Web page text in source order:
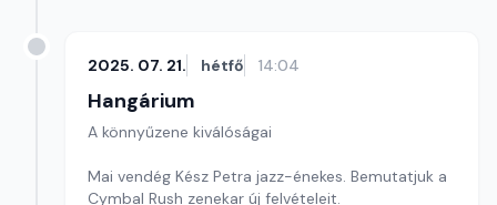
2025. 07. 21. hétfő 14:04
Hangárium
A könnyűzene kiválóságai
Mai vendég Kész Petra jazz-énekes. Bemutatjuk a
Cymbal Rush zenekar új felvételeit.